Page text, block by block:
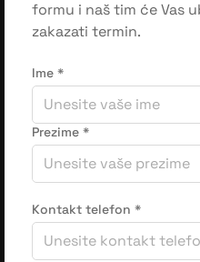
formu i naš tim će Vas
zakazati termin.
Ime *
Prezime *
Kontakt telefon *